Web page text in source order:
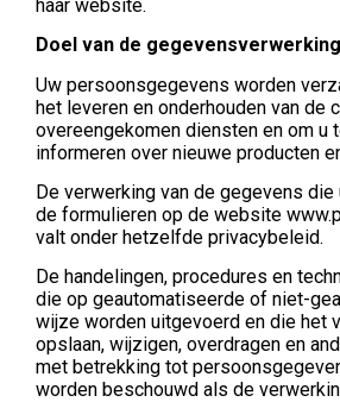
haar website.
Doel van de gegevensverwerking
Uw persoonsgegevens worden
het leveren en onderhouden van de
overeengekomen diensten en om u
informeren over nieuwe producten
De verwerking van de gegevens
de formulieren op de website
valt onder hetzelfde privacybeleid.
De handelingen, procedures en
die op geautomatiseerde of niet-
wijze worden uitgevoerd en die het
opslaan, wijzigen, overdragen en
met betrekking tot
worden beschouwd als de